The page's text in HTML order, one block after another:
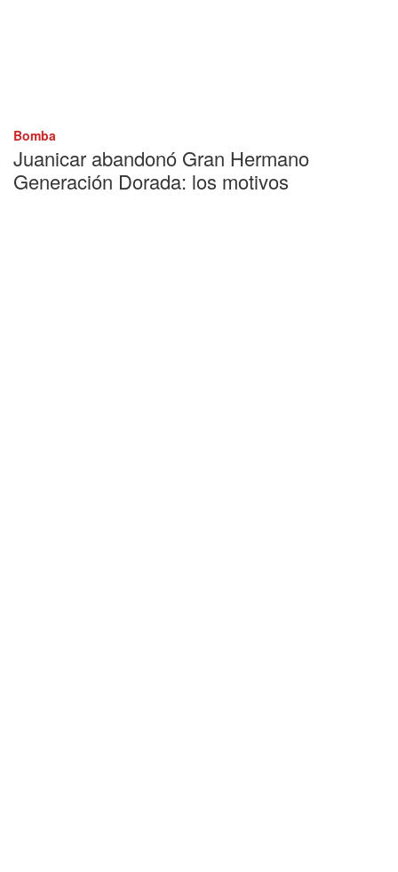
Bomba
Juanicar abandonó Gran Hermano
Generación Dorada: los motivos